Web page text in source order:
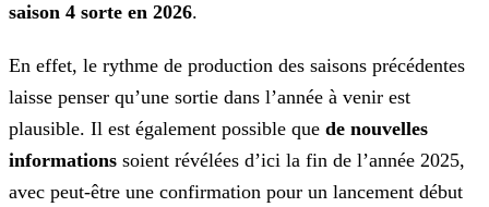
saison 4 sorte en 2026.
En effet, le rythme de production des saisons précédentes
laisse penser qu’une sortie dans l’année à venir est
plausible. Il est également possible que de nouvelles
informations soient révélées d’ici la fin de l’année 2025,
avec peut-être une confirmation pour un lancement début